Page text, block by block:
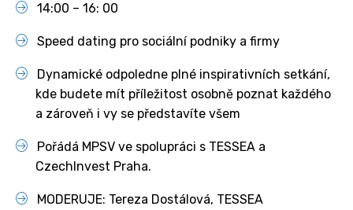
14:00 – 16: 00
Speed dating pro sociální podniky a firmy
Dynamické odpoledne plné inspirativních setkání,
kde budete mít příležitost osobně poznat každého
a zároveň i vy se představíte všem
Pořádá MPSV ve spolupráci s TESSEA a
CzechInvest Praha.
MODERUJE: Tereza Dostálová, TESSEA